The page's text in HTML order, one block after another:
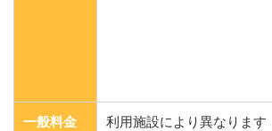
一般料金
利用施設により異なります